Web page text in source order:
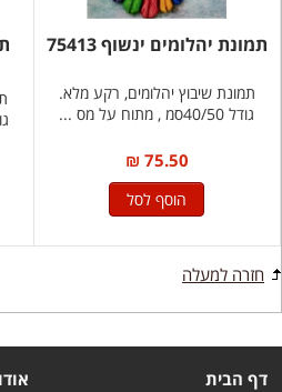
תמונת יהלומים ינשוף 75413
תמונת שיבוץ יהלומים, רקע מלא.
גודל 40/50סמ , מתוח על מס ...
75.50 ₪
הוסף לסל
גודל
חזרה למעלה
דף הבית